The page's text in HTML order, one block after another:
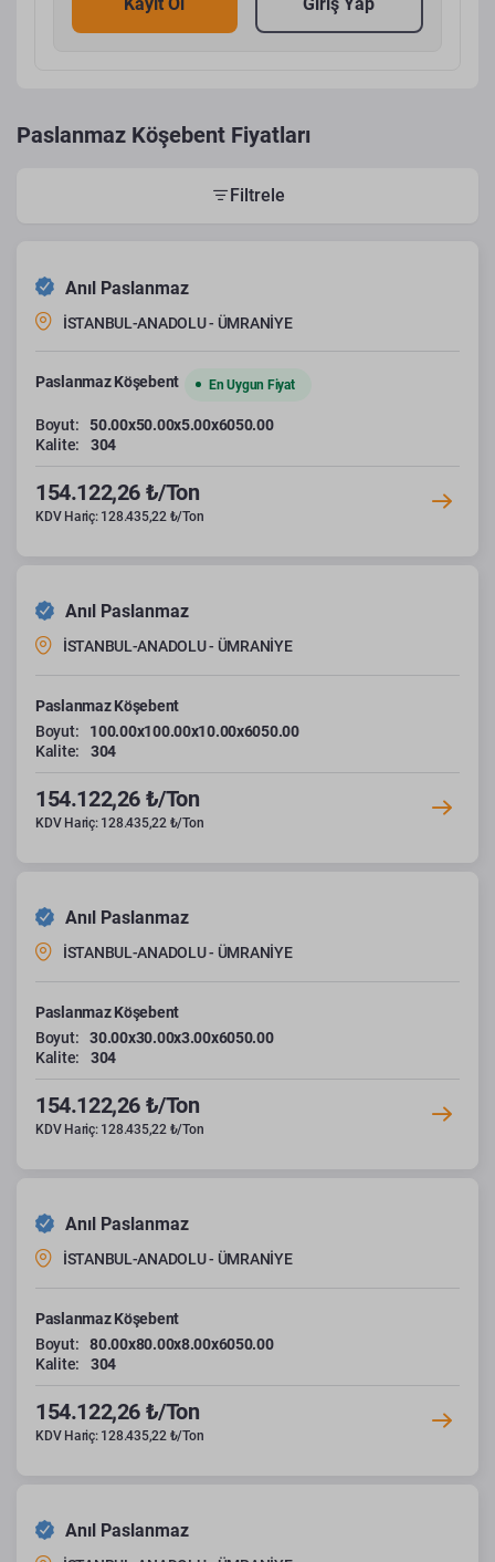
Paslanmaz Köşebent Fiyatları
Filtrele
Anıl Paslanmaz
İSTANBUL-ANADOLU - ÜMRANİYE
Paslanmaz Köşebent En Uygun Fiyat
Boyut:
50.00x50.00x5.00x6050.00
Kalite:
304
154.122,26 ₺/Ton
KDV Hariç: 128.435,22 ₺/Ton
Anıl Paslanmaz
İSTANBUL-ANADOLU - ÜMRANİYE
Paslanmaz Köşebent
Boyut:
100.00x100.00x10.00x6050.00
Kalite:
304
154.122,26 ₺/Ton
KDV Hariç: 128.435,22 ₺/Ton
Anıl Paslanmaz
İSTANBUL-ANADOLU - ÜMRANİYE
Paslanmaz Köşebent
Boyut:
30.00x30.00x3.00x6050.00
Kalite:
304
154.122,26 ₺/Ton
KDV Hariç: 128.435,22 ₺/Ton
Anıl Paslanmaz
İSTANBUL-ANADOLU - ÜMRANİYE
Paslanmaz Köşebent
Boyut:
80.00x80.00x8.00x6050.00
Kalite:
304
154.122,26 ₺/Ton
KDV Hariç: 128.435,22 ₺/Ton
Anıl Paslanmaz